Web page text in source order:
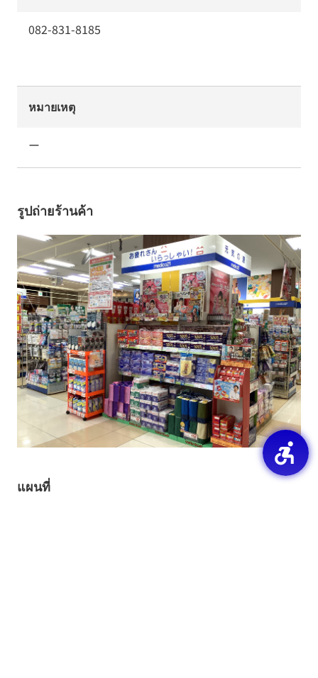
082-831-8185
หมายเหตุ
ー
รูปถ่ายร้านค้า
แผนที่